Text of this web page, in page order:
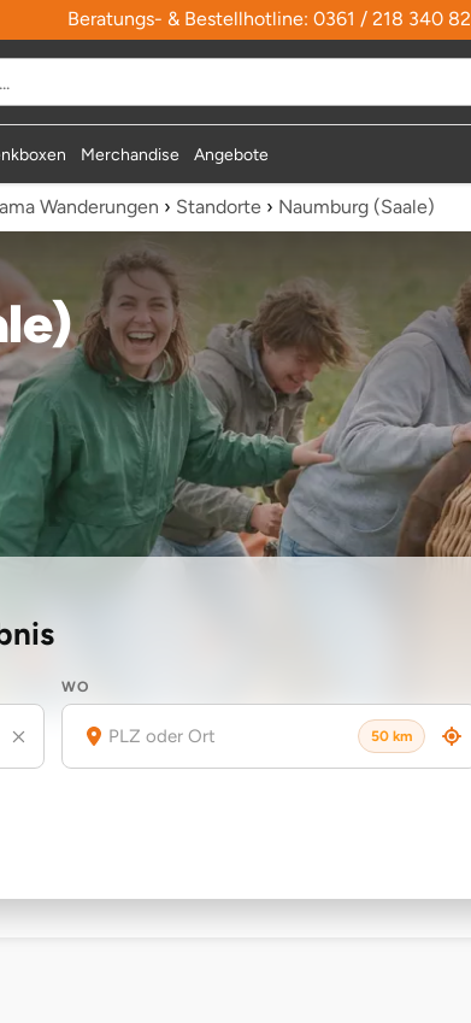
Beratungs- & Bestellhotline: 0361 / 218 340 82
Merchandise Angebote
Wanderungen › Standorte › Naumburg (Saale)
WO
50 km